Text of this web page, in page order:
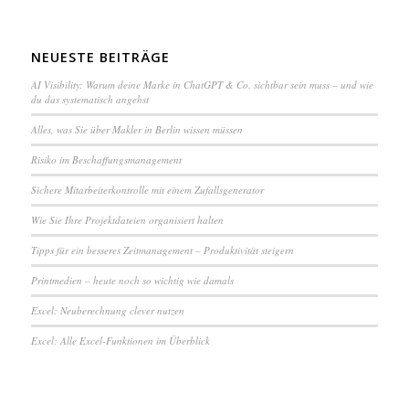
NEUESTE BEITRÄGE
AI Visibility: Warum deine Marke in ChatGPT & Co. sichtbar sein muss – und wie
du das systematisch angehst
Alles, was Sie über Makler in Berlin wissen müssen
Ri­si­ko im Be­schaf­fungs­ma­na­ge­ment
Sichere Mit­ar­bei­ter­kon­trol­le mit einem Zuf­alls­ge­ne­ra­tor
Wie Sie Ihre Pro­jekt­da­tei­en or­ga­ni­siert halten
Tipps für ein besseres Zeit­ma­na­ge­ment – Pro­duk­ti­vi­tät steigern
Printmedien – heute noch so wichtig wie damals
Excel: Neu­be­rech­nung clever nutzen
Excel: Alle Excel-Funktionen im Überblick